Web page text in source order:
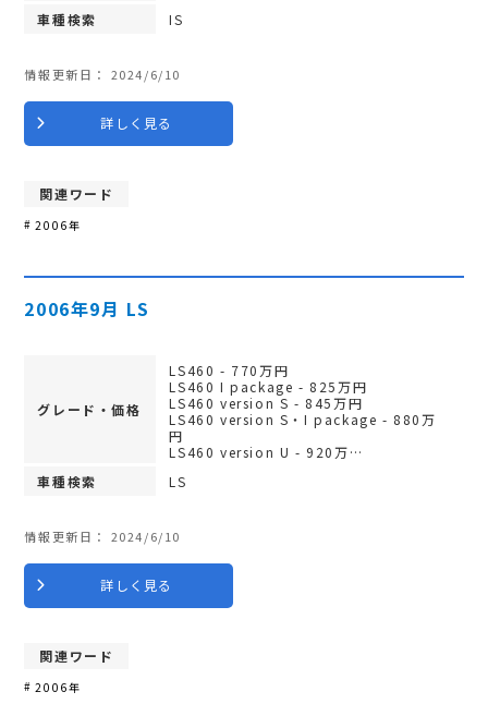
車種検索
IS
情報更新日： 2024/6/10
詳しく見る
関連ワード
2006年
2006年9月 LS
グレード・価格
LS460 - 770万円
LS460 I package - 825万円
LS460 version S - 845万円
LS460 version S・I package - 880万
円
LS460 version U - 920万…
車種検索
LS
情報更新日： 2024/6/10
詳しく見る
関連ワード
2006年